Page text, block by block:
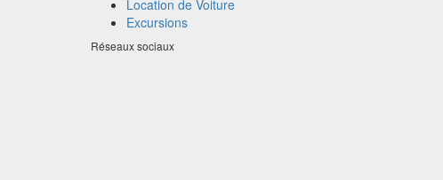
Location de Voiture
Excursions
Réseaux sociaux